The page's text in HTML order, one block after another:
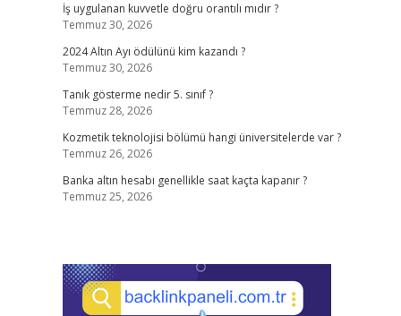
İş uygulanan kuvvetle doğru orantılı mıdır ?
Temmuz 30, 2026
2024 Altın Ayı ödülünü kim kazandı ?
Temmuz 30, 2026
Tanık gösterme nedir 5. sınıf ?
Temmuz 28, 2026
Kozmetik teknolojisi bölümü hangi üniversitelerde var ?
Temmuz 26, 2026
Banka altın hesabı genellikle saat kaçta kapanır ?
Temmuz 25, 2026